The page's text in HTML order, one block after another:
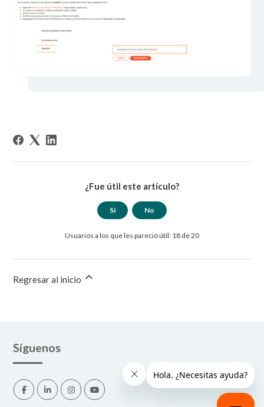
¿Fue útil este artículo?
Sí No
Usuarios a los que les pareció útil: 18 de 20
Regresar al inicio
Síguenos